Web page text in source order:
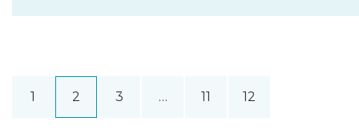
1 2 3 … 11 12